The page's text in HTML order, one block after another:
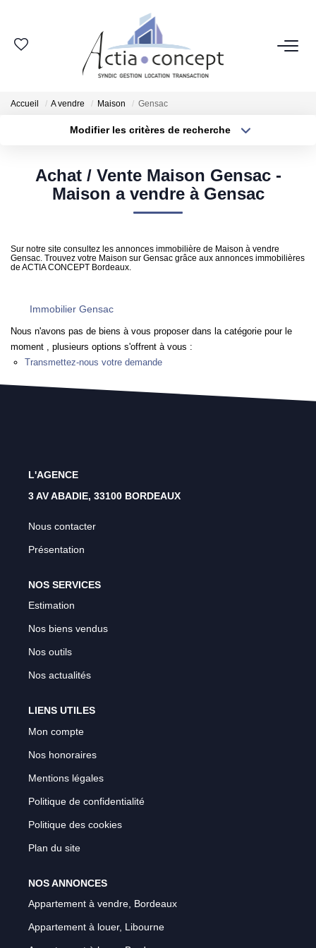
Notre Équipe
Nos Actualités
Nos Avis Clients
Rénovation Énergétique
Syndic
Transaction
ESPACE CLIENT
Accueil A vendre Maison Gensac
Modifier les critères de recherche
Sélectionnez...
Type de bien
Surface min
Créer une alerte
Achat / Vente Maison Gensac -
Maison a vendre à Gensac
Sur notre site consultez les annonces immobilière de Maison à vendre
Gensac. Trouvez votre Maison sur Gensac grâce aux annonces immobilières
de ACTIA CONCEPT Bordeaux.
Immobilier Gensac
Nous n'avons pas de biens à vous proposer dans la catégorie pour le
moment , plusieurs options s'offrent à vous :
Transmettez-nous votre demande
L'AGENCE
3 AV ABADIE, 33100 BORDEAUX
Nous contacter
Présentation
NOS SERVICES
Estimation
Nos biens vendus
Nos outils
Nos actualités
LIENS UTILES
Mon compte
Nos honoraires
Mentions légales
Politique de confidentialité
Politique des cookies
Plan du site
NOS ANNONCES
Appartement à vendre, Bordeaux
Appartement à louer, Libourne